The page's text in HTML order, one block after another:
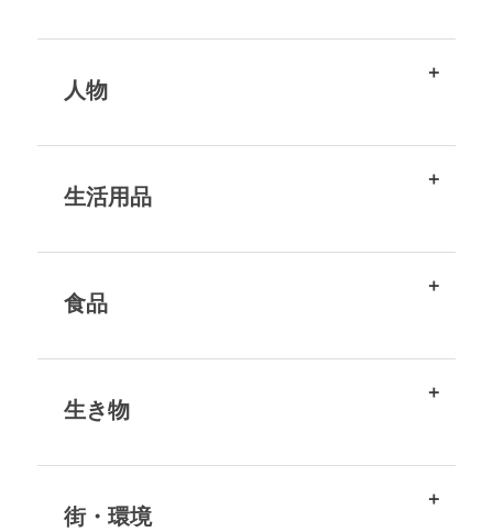
人物
生活用品
食品
生き物
街・環境